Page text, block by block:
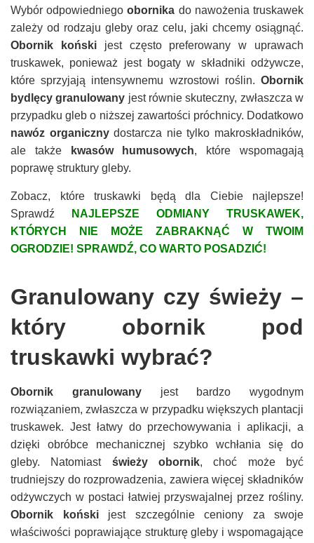
Wybór odpowiedniegoobornika do nawożenia truskawek
zależy od rodzaju gleby oraz celu, jaki chcemy osiągnąć.
Obornik końskijest często preferowany w uprawach
truskawek, ponieważ jest bogaty w składniki odżywcze,
które sprzyjają intensywnemu wzrostowi roślin. Obornik
bydlęcy granulowany jest równie skuteczny, zwłaszcza w
przypadku gleb o niższej zawartości próchnicy. Dodatkowo
nawóz organicznydostarcza nie tylko makroskładników,
ale także
kwasów humusowych, które wspomagają
poprawę struktury gleby.
Zobacz, które truskawki będą dla Ciebie najlepsze!
Sprawdź
NAJLEPSZE ODMIANY TRUSKAWEK,
KTÓRYCH NIE MOŻE ZABRAKNĄĆ W TWOIM
OGRODZIE! SPRAWDŹ, CO WARTO POSADZIĆ!
Granulowany czy świeży –
który obornik pod
truskawki wybrać?
Obornik granulowanyjest bardzo wygodnym
rozwiązaniem, zwłaszcza w przypadku większych plantacji
truskawek. Jest łatwy do przechowywania i aplikacji, a
dzięki obróbce mechanicznej szybko wchłania się do
gleby. Natomiast świeży obornik, choć może być
trudniejszy do rozprowadzenia, zawiera więcej składników
odżywczych w postaci łatwiej przyswajalnej przez rośliny.
Obornik końskijest szczególnie ceniony za swoje
właściwości poprawiające strukturę gleby i wspomagające